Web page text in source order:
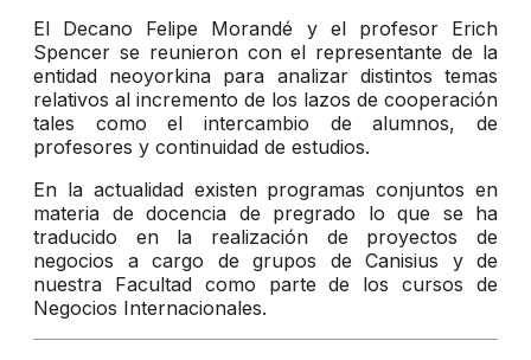
El Decano Felipe Morandé y el profesor Erich
Spencer se reunieron con el representante de la
entidad neoyorkina para analizar distintos temas
relativos al incremento de los lazos de cooperación
tales como el intercambio de alumnos, de
profesores y continuidad de estudios.
En la actualidad existen programas conjuntos en
materia de docencia de pregrado lo que se ha
traducido en la realización de proyectos de
negocios a cargo de grupos de Canisius y de
nuestra Facultad como parte de los cursos de
Negocios Internacionales.